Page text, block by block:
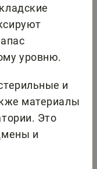
уровню.
и
материалы
Это
и